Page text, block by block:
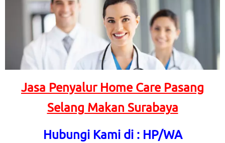
Jasa Penyalur Home Care Pasang
Selang Makan Surabaya
Hubungi Kami di : HP/WA